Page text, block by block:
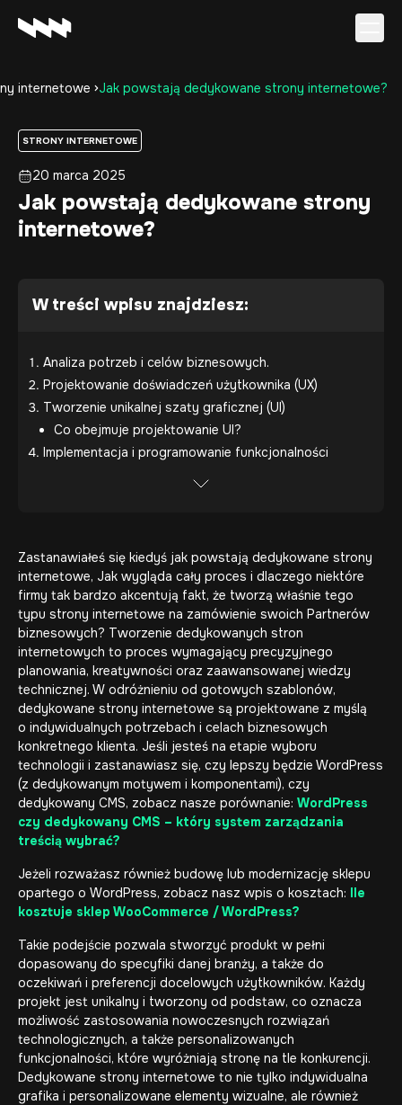
Realizacje
O firmie
Kariera
Baza wiedzy
Kontakt
internetowe Jak powstają dedykowane strony internetowe?
STRONY INTERNETOWE
20 marca 2025
Jak powstają dedykowane strony
internetowe?
W treści wpisu znajdziesz:
Analiza potrzeb i celów biznesowych.
Projektowanie doświadczeń użytkownika (UX)
Tworzenie unikalnej szaty graficznej (UI)
Co obejmuje projektowanie UI?
Implementacja i programowanie funkcjonalności
Zastanawiałeś się kiedyś jak powstają dedykowane strony
internetowe, Jak wygląda cały proces i dlaczego niektóre
firmy tak bardzo akcentują fakt, że tworzą właśnie tego
typu strony internetowe na zamówienie swoich Partnerów
biznesowych? Tworzenie dedykowanych stron
internetowych to proces wymagający precyzyjnego
planowania, kreatywności oraz zaawansowanej wiedzy
technicznej. W odróżnieniu od gotowych szablonów,
dedykowane strony internetowe są projektowane z myślą
o indywidualnych potrzebach i celach biznesowych
konkretnego klienta. Jeśli jesteś na etapie wyboru
technologii i zastanawiasz się, czy lepszy będzie WordPress
(z dedykowanym motywem i komponentami), czy
dedykowany CMS, zobacz nasze porównanie: WordPress
czy dedykowany CMS – który system zarządzania
treścią wybrać?
Jeżeli rozważasz również budowę lub modernizację sklepu
opartego o WordPress, zobacz nasz wpis o kosztach: Ile
kosztuje sklep WooCommerce / WordPress?
Takie podejście pozwala stworzyć produkt w pełni
dopasowany do specyfiki danej branży, a także do
oczekiwań i preferencji docelowych użytkowników. Każdy
projekt jest unikalny i tworzony od podstaw, co oznacza
możliwość zastosowania nowoczesnych rozwiązań
technologicznych, a także personalizowanych
funkcjonalności, które wyróżniają stronę na tle konkurencji.
Dedykowane strony internetowe to nie tylko indywidualna
grafika i personalizowane elementy wizualne, ale również